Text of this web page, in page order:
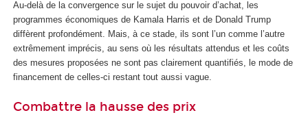
Au-delà de la convergence sur le sujet du pouvoir d’achat, les
programmes économiques de Kamala Harris et de Donald Trump
diffèrent profondément. Mais, à ce stade, ils sont l’un comme l’autre
extrêmement imprécis, au sens où les résultats attendus et les coûts
des mesures proposées ne sont pas clairement quantifiés, le mode de
financement de celles-ci restant tout aussi vague.
Combattre la hausse des prix